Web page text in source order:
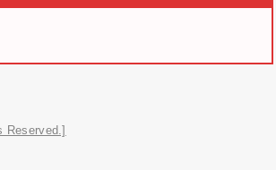
Reserved.]